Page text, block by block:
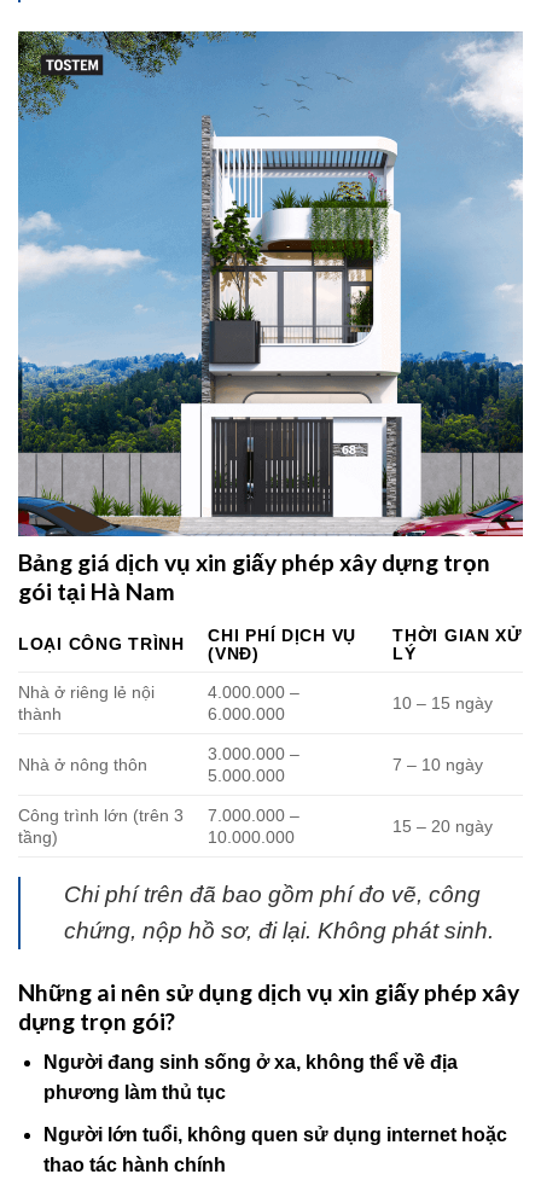
Bảng giá dịch vụ xin giấy phép xây dựng trọn
gói tại Hà Nam
LOẠI CÔNG TRÌNH
CHI PHÍ DỊCH VỤ
(VNĐ)
THỜI GIAN XỬ
LÝ
Nhà ở riêng lẻ nội
thành
4.000.000 –
6.000.000
10 – 15 ngày
Nhà ở nông thôn
3.000.000 –
5.000.000
7 – 10 ngày
Công trình lớn (trên 3
tầng)
7.000.000 –
10.000.000
15 – 20 ngày
Chi phí trên đã bao gồm phí đo vẽ, công
chứng, nộp hồ sơ, đi lại. Không phát sinh.
Những ai nên sử dụng dịch vụ xin giấy phép xây
dựng trọn gói?
Người đang sinh sống ở xa, không thể về địa
phương làm thủ tục
Người lớn tuổi, không quen sử dụng internet hoặc
thao tác hành chính